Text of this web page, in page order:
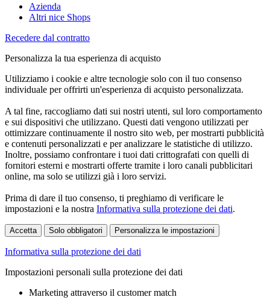
Azienda
Altri nice Shops
Recedere dal contratto
Personalizza la tua esperienza di acquisto
Utilizziamo i cookie e altre tecnologie solo con il tuo consenso
individuale per offrirti un'esperienza di acquisto personalizzata.
A tal fine, raccogliamo dati sui nostri utenti, sul loro comportamento
e sui dispositivi che utilizzano. Questi dati vengono utilizzati per
ottimizzare continuamente il nostro sito web, per mostrarti pubblicità
e contenuti personalizzati e per analizzare le statistiche di utilizzo.
Inoltre, possiamo confrontare i tuoi dati crittografati con quelli di
fornitori esterni e mostrarti offerte tramite i loro canali pubblicitari
online, ma solo se utilizzi già i loro servizi.
Prima di dare il tuo consenso, ti preghiamo di verificare le
impostazioni e la nostra Informativa sulla protezione dei dati.
Accetta Solo obbligatori Personalizza le impostazioni
Informativa sulla protezione dei dati
Impostazioni personali sulla protezione dei dati
Marketing attraverso il customer match